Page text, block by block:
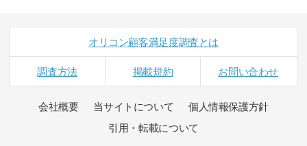
オリコン顧客満足度調査とは
調査方法 掲載規約 お問い合わせ
会社概要 当サイトについて
個人情報保護方針
引用・転載について